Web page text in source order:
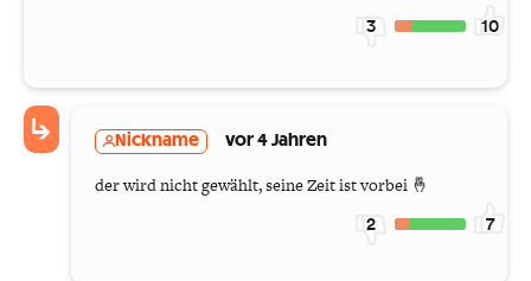
3 10
Nickname vor 4 Jahren
der wird nicht gewählt, seine Zeit ist vorbei 🤞
2 7